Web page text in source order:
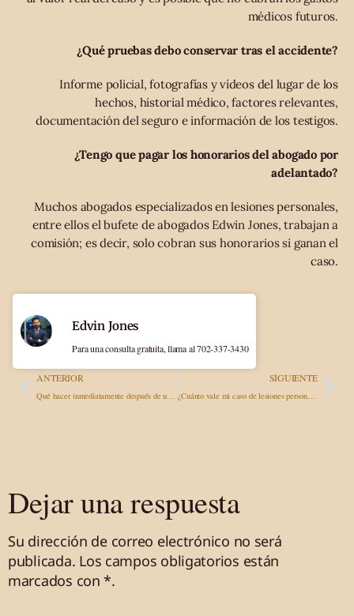
médicos futuros.
¿Qué pruebas debo conservar tras el accidente?
Informe policial, fotografías y vídeos del lugar de los
hechos, historial médico, factores relevantes,
documentación del seguro e información de los testigos.
¿Tengo que pagar los honorarios del abogado por
adelantado?
Muchos abogados especializados en lesiones personales,
entre ellos el bufete de abogados Edwin Jones, trabajan a
comisión; es decir, solo cobran sus honorarios si ganan el
caso.
ANTERIOR
Qué hacer inmediatamente después de un accidente de tráfico en Nevada, Arizona y California
SIGUIENTE
¿Cuánto vale mi caso de lesiones personales? Una guía completa
Edvin Jones
Para una consulta gratuita, llama al 702-337-3430
Dejar una respuesta
Su dirección de correo electrónico no será
publicada. Los campos obligatorios están
marcados con *.